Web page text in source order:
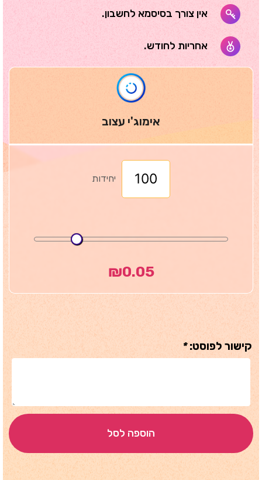
אין צורך בסיסמא לחשבון.
אחריות לחודש.
אימוג'י עצוב
יחידות
₪0.05
קישור לפוסט:*
הוספה לסל